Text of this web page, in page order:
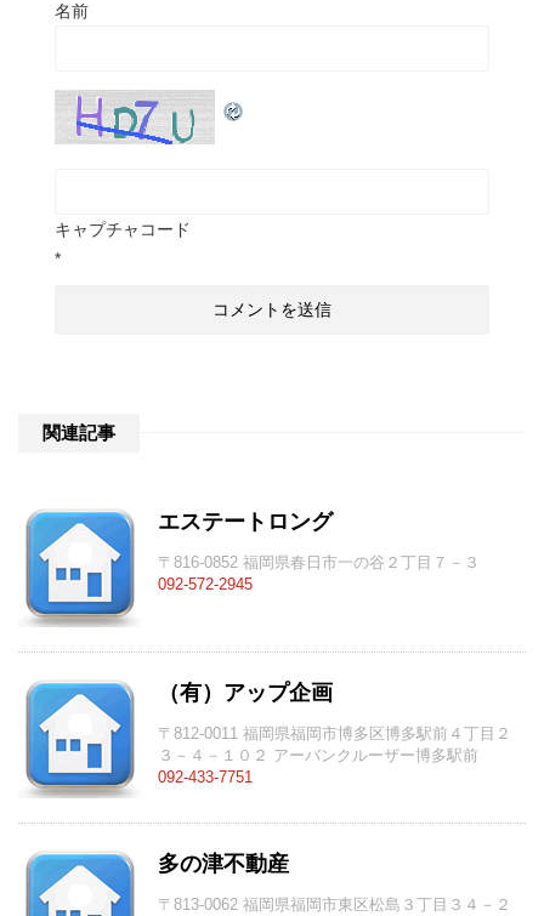
名前
キャプチャコード
*
関連記事
エステートロング
〒816-0852 福岡県春日市一の谷２丁目７－３
092-572-2945
（有）アップ企画
〒812-0011 福岡県福岡市博多区博多駅前４丁目２
３－４－１０２ アーバンクルーザー博多駅前
092-433-7751
多の津不動産
〒813-0062 福岡県福岡市東区松島３丁目３４－２